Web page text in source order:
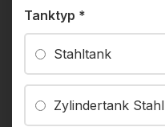
Tanktyp *
Stahltank
Zylindertank Stahl